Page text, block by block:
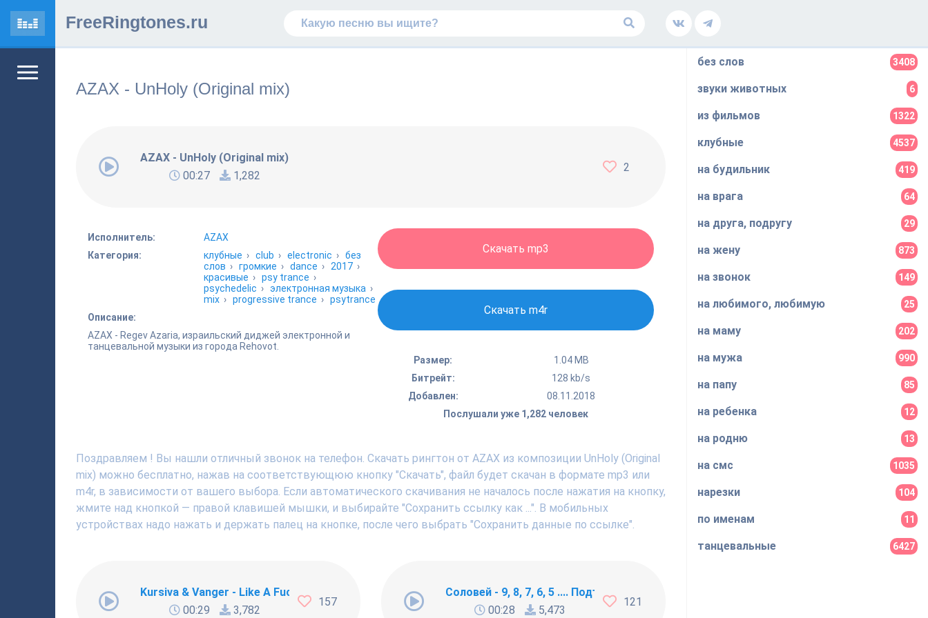
FreeRingtones.ru
AZAX - UnHoly (Original mix)
AZAX - UnHoly (Original mix)
00:27
1,282
2
Исполнитель:
AZAX
Категория:
клубные › club › electronic › без
слов › громкие › dance › 2017 ›
красивые › psy trance ›
psychedelic › электронная музыка ›
mix › progressive trance › psytrance
Описание:
AZAX - Regev Azaria, израильский диджей электронной и
танцевальной музыки из города Rehovot.
Скачать mp3
Скачать m4r
Размер:
1.04 MB
Битрейт:
128 kb/s
Добавлен:
08.11.2018
Послушали уже 1,282 человек
Поздравляем ! Вы нашли отличный звонок на телефон. Скачать рингтон от AZAX из композиции UnHoly (Original
mix) можно бесплатно, нажав на соответствующюю кнопку "Скачать", файл будет скачан в формате mp3 или
m4r, в зависимости от вашего выбора. Если автоматического скачивания не началось после нажатия на кнопку,
жмите над кнопкой — правой клавишей мышки, и выбирайте "Сохранить ссылку как ...". В мобильных
устройствах надо нажать и держать палец на кнопке, после чего выбрать "Сохранить данные по ссылке".
Kursiva & Vanger - Like A Fucking Newbie
00:29
3,782
157
Соловей - 9, 8, 7, 6, 5 .... Подъём !!!
00:28
5,473
121
без слов 3408
звуки животных 6
из фильмов 1322
клубные 4537
на будильник 419
на врага 64
на друга, подругу 29
на жену 873
на звонок 149
на любимого, любимую 25
на маму 202
на мужа 990
на папу 85
на ребенка 12
на родню 13
на смс 1035
нарезки 104
по именам 11
танцевальные 6427